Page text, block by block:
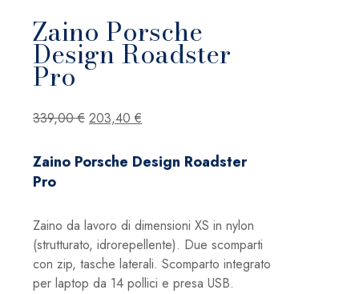
Zaino Porsche
Design Roadster
Pro
339,00€ Il
originale
203,40 €
attuale
Zaino Porsche Design Roadster
Pro
Zaino da lavoro di dimensioni XS in nylon
(strutturato, idrorepellente). Due scomparti
con zip, tasche laterali. Scomparto integrato
per laptop da 14 pollici e presa USB.